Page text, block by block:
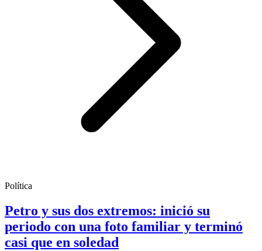
Política
Petro y sus dos extremos: inició su
periodo con una foto familiar y terminó
casi que en soledad